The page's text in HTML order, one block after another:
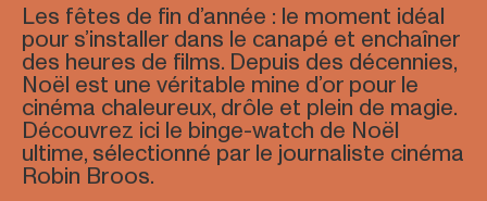
Les fêtes de fin d’année : le moment idéal
pour s’installer dans le canapé et enchaîner
des heures de films. Depuis des décennies,
Noël est une véritable mine d’or pour le
cinéma chaleureux, drôle et plein de magie.
Découvrez ici le binge-watch de Noël
ultime, sélectionné par le journaliste cinéma
Robin Broos.